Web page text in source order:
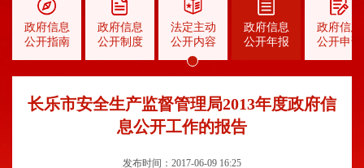
政府信息
公开指南
政府信息
公开制度
法定主动
公开内容
政府信息
公开年报
政府信息
公开申请
长乐市安全生产监督管理局2013年度政府信
息公开工作的报告
发布时间：2017-06-09 16:25